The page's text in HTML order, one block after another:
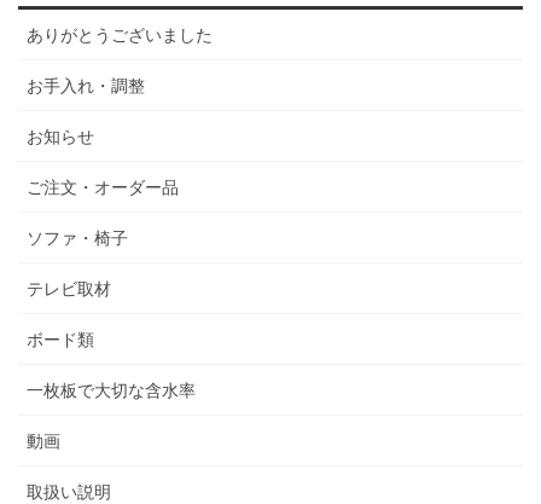
ありがとうございました
お手入れ・調整
お知らせ
ご注文・オーダー品
ソファ・椅子
テレビ取材
ボード類
一枚板で大切な含水率
動画
取扱い説明